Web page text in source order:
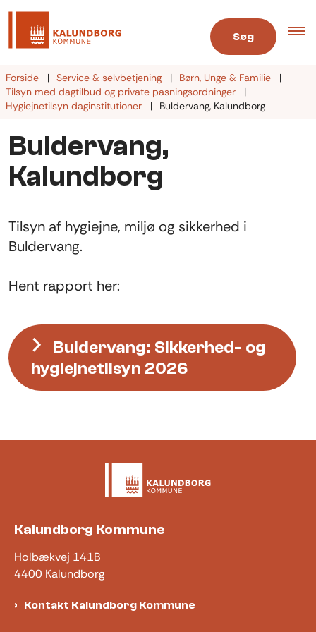
Søg
Forside Service & selvbetjening
Børn, Unge & Familie
Tilsyn med dagtilbud og private pasningsordninger
Hygiejnetilsyn daginstitutioner
Buldervang, Kalundborg
Buldervang,
Kalundborg
Tilsyn af hygiejne, miljø og sikkerhed i
Buldervang.
Hent rapport her:
Buldervang: Sikkerhed- og
hygiejnetilsyn 2026
Kalundborg Kommune
Holbækvej 141B
4400 Kalundborg
Kontakt Kalundborg Kommune